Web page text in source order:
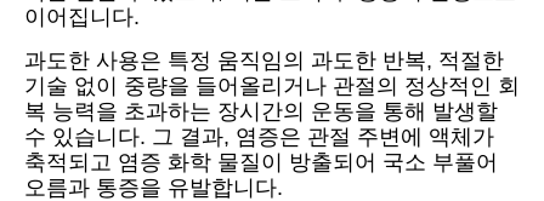
이어집니다.
과도한 사용은 특정 움직임의 과도한 반복, 적절한
기술 없이 중량을 들어올리거나 관절의 정상적인 회
복 능력을 초과하는 장시간의 운동을 통해 발생할
수 있습니다. 그 결과, 염증은 관절 주변에 액체가
축적되고 염증 화학 물질이 방출되어 국소 부풀어
오름과 통증을 유발합니다.